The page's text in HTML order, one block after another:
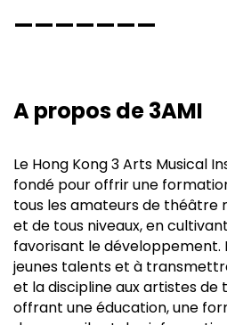
———————
A propos de 3AMI
Le Hong Kong 3 Arts Musical
fondé pour offrir une
tous les amateurs de théâtre
et de tous niveaux, en
favorisant le développement.
jeunes talents et à
et la discipline aux artistes
offrant une éducation, une